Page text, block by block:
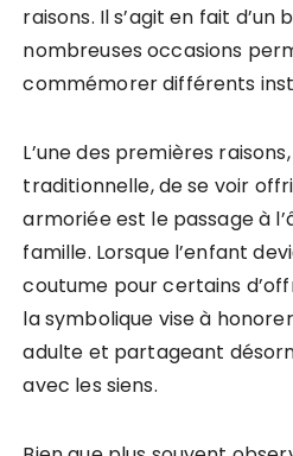
raisons. Il s’agit en fait d’un
nombreuses occasions
commémorer différents
L’une des premières
traditionnelle, de se voir
armoriée est le passage à
famille. Lorsque l’enfant
coutume pour certains
la symbolique vise à
adulte et partageant
avec les siens.